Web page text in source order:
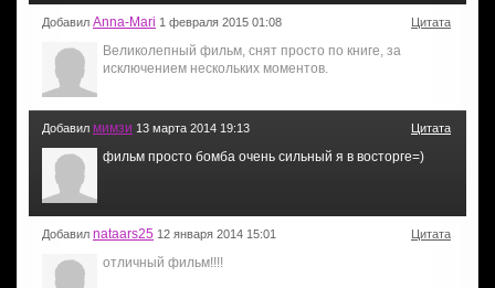
Добавил Anna-Mari 1 февраля 2015 01:08 Цитата
Великолепный фильм, снят просто по книге, за
исключением нескольких моментов.
Добавил мимзи 13 марта 2014 19:13 Цитата
фильм просто бомба очень сильный я в восторге=)
Добавил nataars25 12 января 2014 15:01 Цитата
отличный фильм!!!!